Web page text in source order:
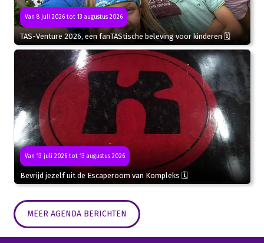
Van 8 juli 2026 tot 13 augustus 2026
TAS-Venture 2026, een fanTAStische beleving voor kinderen 🗓
Van 13 juli 2026 tot 13 augustus 2026
Bevrijd jezelf uit de Escaperoom van Kompleks 🗓
MEER AGENDA BERICHTEN